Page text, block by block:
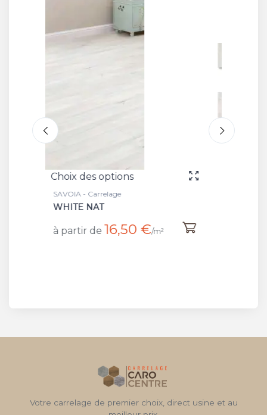
Choix des options
SAVOIA - Carrelage
WHITE NAT/RET
à partir de 20,51 € /m²
Votre carrelage de premier choix, direct usine et au